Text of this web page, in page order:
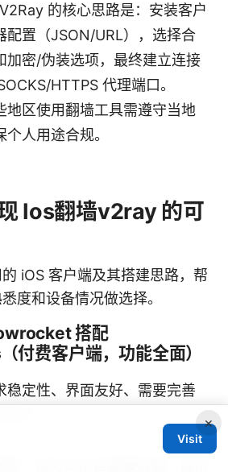
的核心思路是：安装客户
配置（JSON/URL），选择合
加密/伪装选项，最终建立连接
HTTPS 代理端口。
地区使用翻墙工具需遵守当地
人用途合规。
Ios翻墙v2ray 的可
iOS 客户端及其搭建思路，帮
度和设备情况做选择。
搭配
付费客户端，功能全面）
稳定性、界面友好、需要完善
户。
：你可以从自建服务端、商用
×
Visit